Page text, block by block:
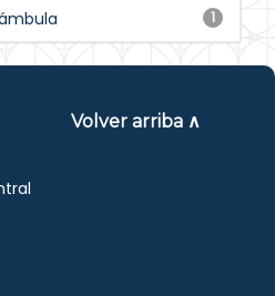
1
Volver arriba ∧